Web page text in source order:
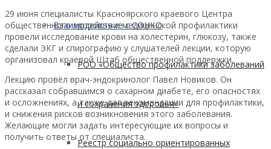
Взаимодействие с СОНКО
РОО «Общество профилактики заболеваний
и сохранения здоровья»
Реестр социально ориентированных
29 июня специалисты Красноярского краевого Центра
общественного здоровья и медицинской профилактики
провели исследование крови на холестерин, глюкозу, также
сделали ЭКГ и спирографию у слушателей лекции, которую
организовал краевой Штаб общественной поддержки.
Лекцию провёл врач-эндокринолог Павел Новиков. Он
рассказал собравшимся о сахарном диабете, его опасностях
и осложнениях, а также дал рекомендации для профилактики,
и снижения рисков возникновения этого заболевания.
Желающие могли задать интересующие их вопросы и
получить ответы от специалиста.